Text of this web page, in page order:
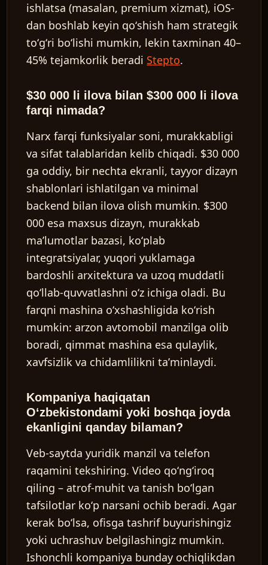
ishlatsa (masalan, premium xizmat), iOS-
dan boshlab keyin qoʻshish ham strategik
toʻgʻri boʻlishi mumkin, lekin taxminan 40–
45% tejamkorlik beradi Stepto.
$30 000 li ilova bilan $300 000 li ilova
farqi nimada?
Narx farqi funksiyalar soni, murakkabligi
va sifat talablaridan kelib chiqadi. $30 000
ga oddiy, bir nechta ekranli, tayyor dizayn
shablonlari ishlatilgan va minimal
backend bilan ilova olish mumkin. $300
000 esa maxsus dizayn, murakkab
maʼlumotlar bazasi, koʻplab
integratsiyalar, yuqori yuklamaga
bardoshli arxitektura va uzoq muddatli
qoʻllab-quvvatlashni oʻz ichiga oladi. Bu
farqni mashina oʻxshashligida koʻrish
mumkin: arzon avtomobil manzilga olib
boradi, qimmat mashina esa qulaylik,
xavfsizlik va chidamlilikni taʼminlaydi.
Kompaniya haqiqatan
Oʻzbekistondami yoki boshqa joyda
ekanligini qanday bilaman?
Veb-saytda yuridik manzil va telefon
raqamini tekshiring. Video qoʻngʻiroq
qiling – atrof-muhit va tanish boʻlgan
tafsilotlar koʻp narsani ochib beradi. Agar
kerak boʻlsa, ofisga tashrif buyurishingiz
yoki uchrashuv belgilashingiz mumkin.
Ishonchli kompaniya bunday ochiqlikdan